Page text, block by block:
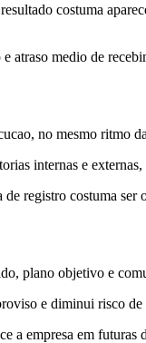
costuma
medio de
no mesmo ritmo
internas e
registro costuma
plano objetivo e
e diminui risco
empresa em futuras